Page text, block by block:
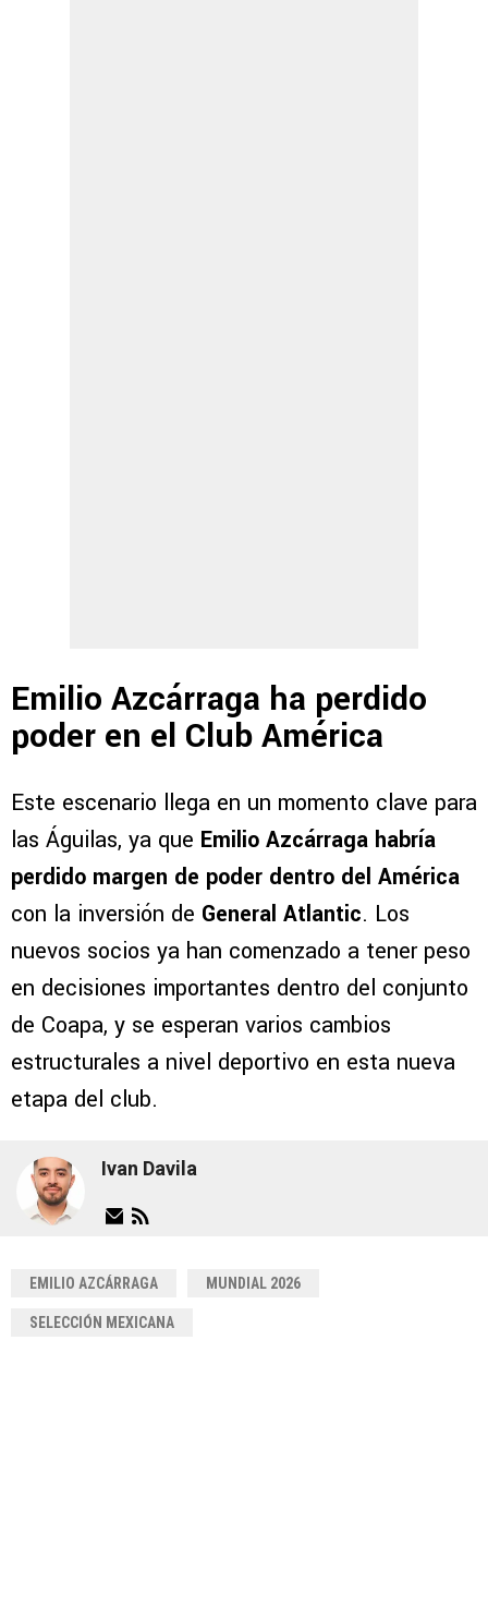
Emilio Azcárraga ha perdido
poder en el Club América
Este escenario llega en un momento clave para
las Águilas, ya que Emilio Azcárraga habría
perdido margen de poder dentro del América
con la inversión de General Atlantic. Los
nuevos socios ya han comenzado a tener peso
en decisiones importantes dentro del conjunto
de Coapa, y se esperan varios cambios
estructurales a nivel deportivo en esta nueva
etapa del club.
Ivan Davila
EMILIO AZCÁRRAGA MUNDIAL 2026
SELECCIÓN MEXICANA